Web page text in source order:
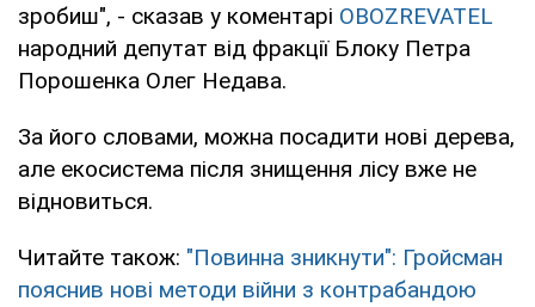
зробиш", - сказав у коментарі OBOZREVATEL
народний депутат від фракції Блоку Петра
Порошенка Олег Недава.
За його словами, можна посадити нові дерева,
але екосистема після знищення лісу вже не
відновиться.
Читайте також: "Повинна зникнути": Гройсман
пояснив нові методи війни з контрабандою